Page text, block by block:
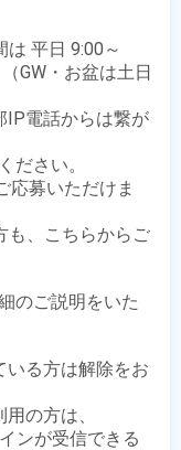
平日 9:00～
GW・お盆は土日
IP電話からは繋が
ださい。
応募いただけま
も、こちらからご
のご説明をいた
いる方は解除をお
の方は、
ンが受信できる